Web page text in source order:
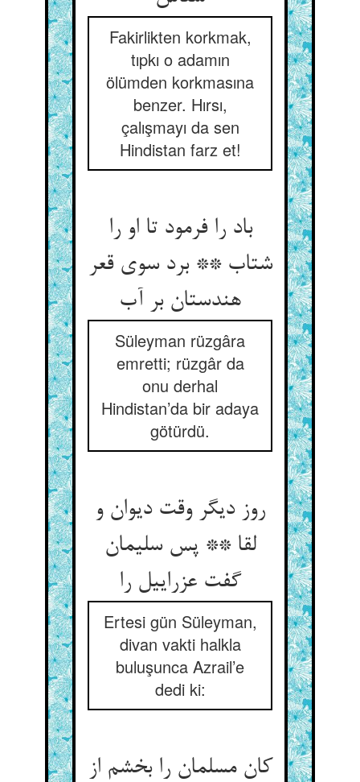
Fakirlikten korkmak,
tıpkı o adamın
ölümden korkmasına
benzer. Hırsı,
çalışmayı da sen
Hindistan farz et!
باد را فرمود تا او را
شتاب ** برد سوی قعر
Süleyman rüzgâra
emretti; rüzgâr da
onu derhal
Hindistan’da bir adaya
götürdü.
روز دیگر وقت دیوان و
لقا ** پس سلیمان
گفت عزراییل را
Ertesi gün Süleyman,
divan vakti halkla
buluşunca Azrail’e
dedi ki:
کان مسلمان را بخشم از